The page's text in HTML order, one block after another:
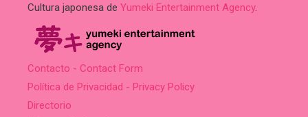
Cultura japonesa de Yumeki Entertainment Agency.
Contacto - Contact Form
Política de Privacidad - Privacy Policy
Directorio